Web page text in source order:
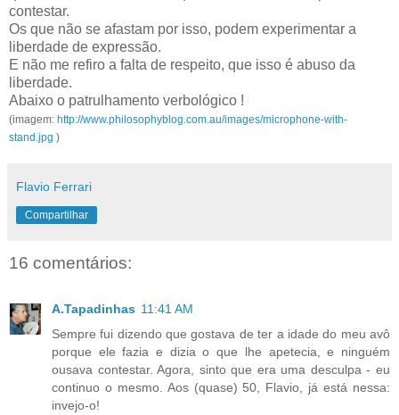
contestar.
Os que não se afastam por isso, podem experimentar a
liberdade de expressão.
E não me refiro a falta de respeito, que isso é abuso da
liberdade.
Abaixo o patrulhamento verbológico !
(imagem: http://www.philosophyblog.com.au/images/microphone-with-
stand.jpg )
Flavio Ferrari
Compartilhar
16 comentários:
A.Tapadinhas 11:41 AM
Sempre fui dizendo que gostava de ter a idade do meu avô
porque ele fazia e dizia o que lhe apetecia, e ninguém
ousava contestar. Agora, sinto que era uma desculpa - eu
continuo o mesmo. Aos (quase) 50, Flavio, já está nessa:
invejo-o!